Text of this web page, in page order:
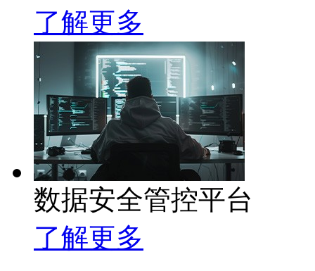
了解更多
数据安全管控平台
了解更多